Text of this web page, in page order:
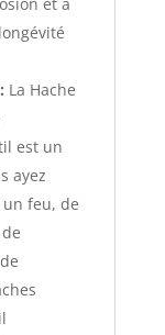
et à
La Hache
est un
ayez
feu, de